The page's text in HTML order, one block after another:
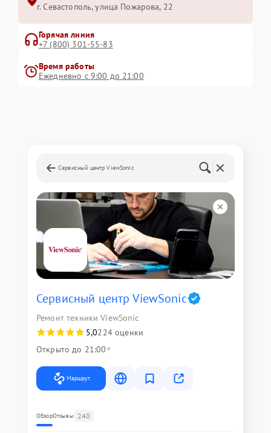
г. Севастополь, улица Пожарова, 22
Горячая линия
+7 (800) 301-55-83
Время работы
Ежедневно с 9:00 до 21:00
Сервисный центр ViewSonic
Сервисный центр ViewSonic
Ремонт техники ViewSonic
5,0224 оценки
Открыто до 21:00
Маршрут
ОбзорОтзывы 240